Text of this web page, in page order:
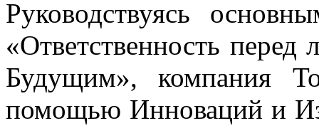
Руководствуясь
«Ответственность перед
Будущим», компания
помощью Инноваций и